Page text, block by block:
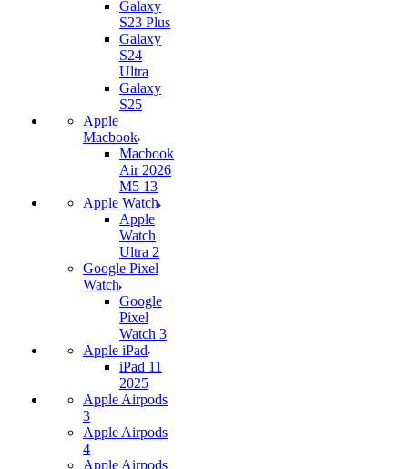
Galaxy
S23 Plus
Galaxy
S24
Ultra
Galaxy
S25
Apple
Macbook
Macbook
Air 2026
M5 13
Apple Watch
Apple
Watch
Ultra 2
Google Pixel
Watch
Google
Pixel
Watch 3
Apple iPad
iPad 11
2025
Apple Airpods
3
Apple Airpods
4
Apple Airpods